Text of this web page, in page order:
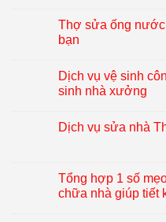
Thợ sửa ống nước
bạn
Dịch vụ vệ sinh
sinh nhà xưởng
Dịch vụ sửa nhà
Tổng hợp 1 số
chữa nhà giúp tiết